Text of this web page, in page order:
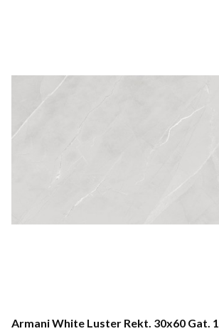
Armani White Luster Rekt. 30x60 Gat. 1